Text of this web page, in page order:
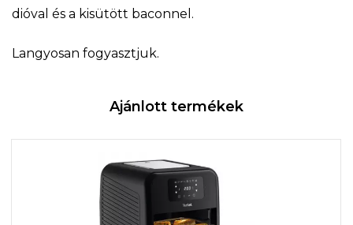
dióval és a kisütött baconnel.
Langyosan fogyasztjuk.
Ajánlott termékek